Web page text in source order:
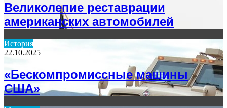
Великолепие реставрации
американских автомобилей
История
22.10.2025
«Бескомпромиссные машины
США»